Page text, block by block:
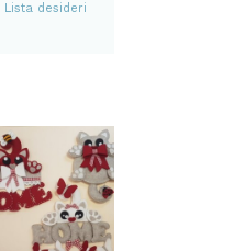
Lista desideri